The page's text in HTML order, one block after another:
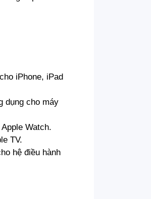
iPhone, iPad
dụng cho máy
Watch.
TV.
hệ điều hành